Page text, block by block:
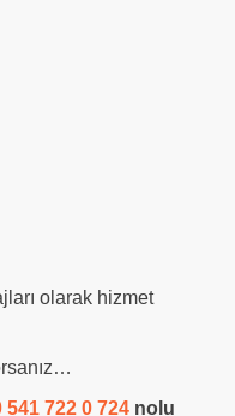
olarak hizmet
541 722 0 724 nolu